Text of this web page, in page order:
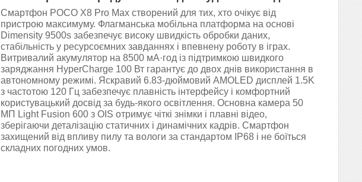
Смартфон POCO X8 Pro Max створений для тих, хто очікує від
пристрою максимуму. Флагманська мобільна платформа на основі
Dimensity 9500s забезпечує високу швидкість обробки даних,
стабільність у ресурсоємних завданнях і впевнену роботу в іграх.
Витривалий акумулятор на 8500 мА·год із підтримкою швидкого
заряджання HyperCharge 100 Вт гарантує до двох днів використання в
автономному режимі. Яскравий 6.83-дюймовий AMOLED дисплей 1.5K
з частотою 120 Гц забезпечує плавність інтерфейсу і комфортний
користувацький досвід за будь-якого освітлення. Основна камера 50
МП Light Fusion 600 з OIS отримує чіткі знімки і плавні відео,
зберігаючи деталізацію статичних і динамічних кадрів. Смартфон
захищений від впливу пилу та вологи за стандартом IP68 і не боїться
складних погодних умов.